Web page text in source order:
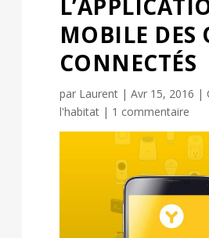
MOBILE DES
CONNECTÉS
par Laurent| Avr 15, 2016 |
l'habitat| 1 commentaire